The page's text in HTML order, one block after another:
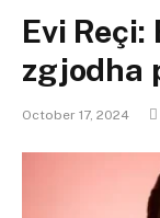
Evi
zgjodha
October 17, 2024